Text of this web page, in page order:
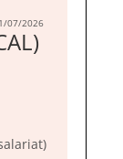
07/2026